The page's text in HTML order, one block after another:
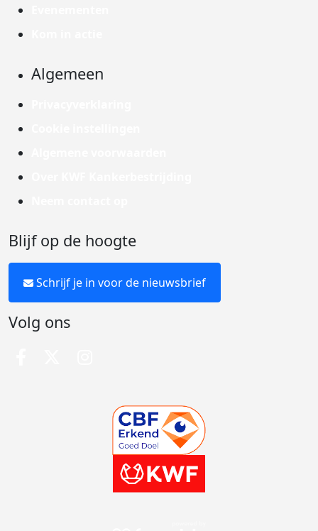
Algemeen
Blijf op de hoogte
Schrijf je in voor de nieuwsbrief
Volg ons